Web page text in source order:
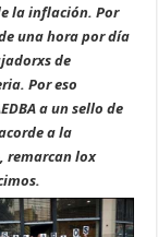
la inflación. Por
una hora por día
de
Por eso
a un sello de
a la
remarcan lox